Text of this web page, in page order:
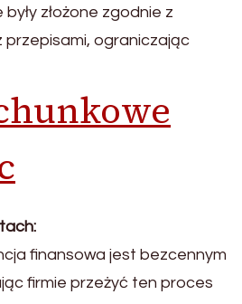
złożone zgodnie z
przepisami, ograniczając
finansowa jest bezcennym
firmie przeżyć ten proces